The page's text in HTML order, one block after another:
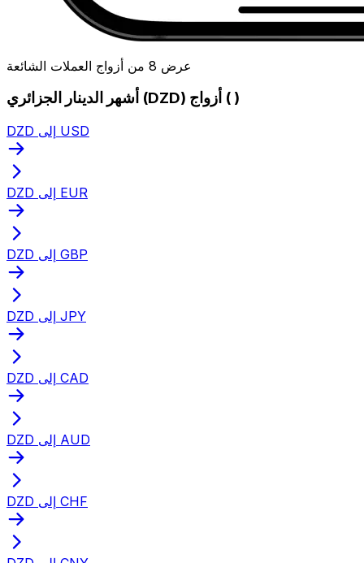
عرض 8 من أزواج العملات الشائعة
أشهر الدينار الجزائري (DZD) أزواج ( )
DZD إلى USD
DZD إلى EUR
DZD إلى GBP
DZD إلى JPY
DZD إلى CAD
DZD إلى AUD
DZD إلى CHF